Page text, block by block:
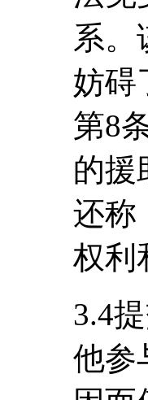
系。
妨碍
第8
的援
还称
权利
3.4
他参